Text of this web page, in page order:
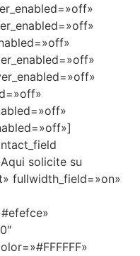
solicite su
fullwidth_field=»on»